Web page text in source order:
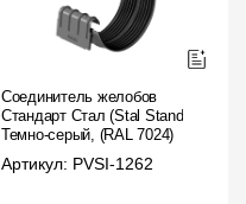
Соединитель желобов
Стандарт Стал (Stal Standard)
Темно-серый, (RAL 7024)
Артикул: PVSI-1262